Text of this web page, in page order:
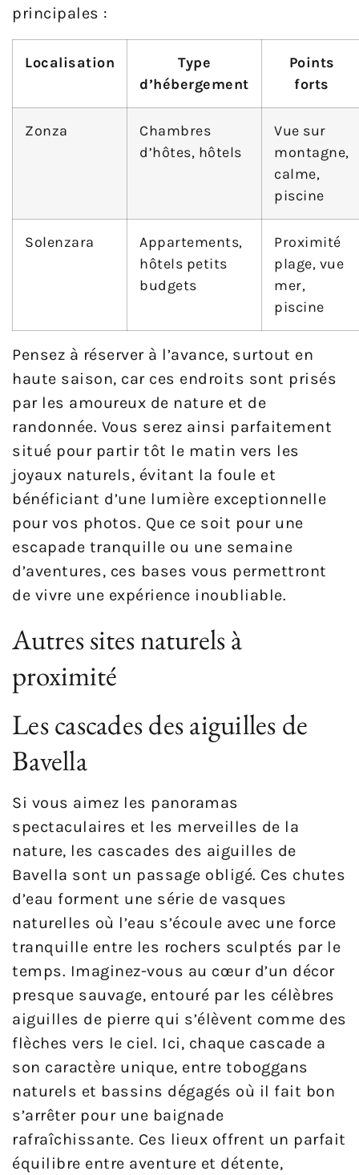
principales :
Localisation
Type
d’hébergement
Points
forts
Zonza
Chambres
d’hôtes, hôtels
Vue sur
montagne,
calme,
piscine
Solenzara
Appartements,
hôtels petits
budgets
Proximité
plage, vue
mer,
piscine
Pensez à réserver à l’avance, surtout en
haute saison, car ces endroits sont prisés
par les amoureux de nature et de
randonnée. Vous serez ainsi parfaitement
situé pour partir tôt le matin vers les
joyaux naturels, évitant la foule et
bénéficiant d’une lumière exceptionnelle
pour vos photos. Que ce soit pour une
escapade tranquille ou une semaine
d’aventures, ces bases vous permettront
de vivre une expérience inoubliable.
Autres sites naturels à
proximité
Les cascades des aiguilles de
Bavella
Si vous aimez les panoramas
spectaculaires et les merveilles de la
nature, les cascades des aiguilles de
Bavella sont un passage obligé. Ces chutes
d’eau forment une série de vasques
naturelles où l’eau s’écoule avec une force
tranquille entre les rochers sculptés par le
temps. Imaginez-vous au cœur d’un décor
presque sauvage, entouré par les célèbres
aiguilles de pierre qui s’élèvent comme des
flèches vers le ciel. Ici, chaque cascade a
son caractère unique, entre toboggans
naturels et bassins dégagés où il fait bon
s’arrêter pour une baignade
rafraîchissante. Ces lieux offrent un parfait
équilibre entre aventure et détente,